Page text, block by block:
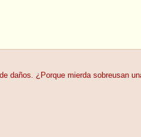
daños. ¿Porque mierda sobreusan